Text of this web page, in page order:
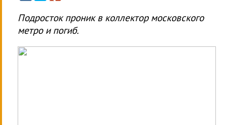
Подросток проник в коллектор московского
метро и погиб.